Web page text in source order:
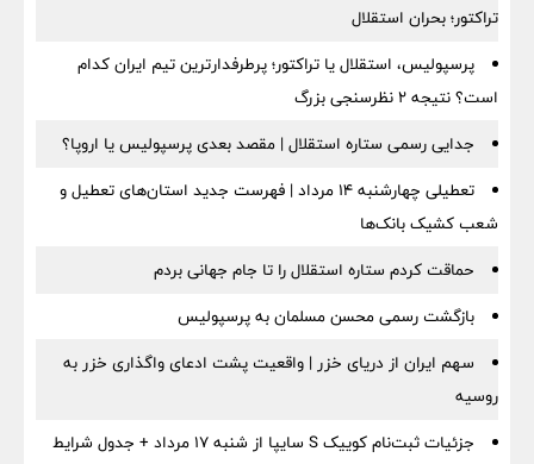
تراکتور؛ بحران استقلال
پرسپولیس، استقلال یا تراکتور؛ پرطرفدارترین تیم ایران کدام
است؟ نتیجه ۲ نظرسنجی بزرگ
جدایی رسمی ستاره استقلال | مقصد بعدی پرسپولیس یا اروپا؟
تعطیلی چهارشنبه ۱۴ مرداد | فهرست جدید استان‌های تعطیل و
شعب کشیک بانک‌ها
حماقت کردم ستاره استقلال را تا جام جهانی بردم
بازگشت رسمی محسن مسلمان به پرسپولیس
سهم ایران از دریای خزر | واقعیت پشت ادعای واگذاری خزر به
روسیه
جزئیات ثبت‌نام کوییک S سایپا از شنبه ۱۷ مرداد + جدول شرایط